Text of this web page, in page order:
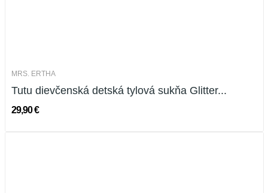
MRS. ERTHA
Tutu dievčenská detská tylová sukňa Glitter...
29,90 €